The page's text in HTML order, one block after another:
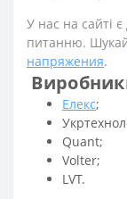
У нас на сайті
питанню.
напряжения.
Елекс;
Quant;
Volter;
LVT.